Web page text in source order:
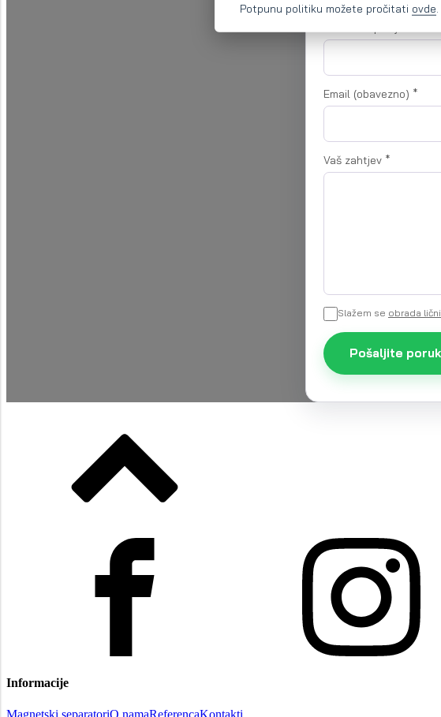
Potpunu politiku možete pročitati ovde
Email (obavezno) *
Vaš zahtjev *
Slažem se obrada
Pošaljite
Informacije
Magnetski separatoriO namaReferencaKontakti